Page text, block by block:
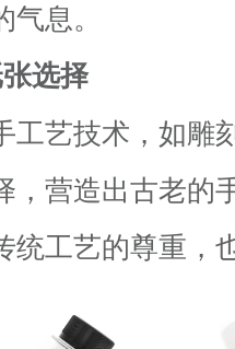
息。
选择
工艺技术，如雕
，营造出古老的
统工艺的尊重，